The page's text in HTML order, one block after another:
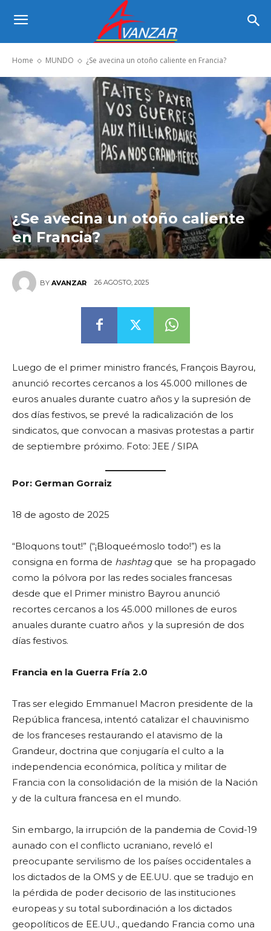
Home MUNDO ¿Se avecina un otoño caliente en Francia?
¿Se avecina un otoño caliente
en Francia?
BY AVANZAR 26 AGOSTO, 2025
Luego de el primer ministro francés, François Bayrou,
anunció recortes cercanos a los 45.000 millones de
euros anuales durante cuatro años y la supresión de
dos días festivos, se prevé la radicalización de los
sindicatos, que convocan a masivas protestas a partir
de septiembre próximo. Foto: JEE / SIPA
Por: German Gorraiz
18 de agosto de 2025
“Bloquons tout!” (“¡Bloqueémoslo todo!”) es la
consigna en forma de hashtag que se ha propagado
como la pólvora por las redes sociales francesas
desde que el Primer ministro Bayrou anunció
recortes cercanos a los 45.000 millones de euros
anuales durante cuatro años y la supresión de dos
días festivos.
Francia en la Guerra Fría 2.0
Tras ser elegido Emmanuel Macron presidente de la
República francesa, intentó catalizar el chauvinismo
de los franceses restaurando el atavismo de la
Grandeur, doctrina que conjugaría el culto a la
independencia económica, política y militar de
Francia con la consolidación de la misión de la Nación
y de la cultura francesa en el mundo.
Sin embargo, la irrupción de la pandemia de Covid-19
aunado con el conflicto ucraniano, reveló el
preocupante servilismo de los países occidentales a
los dictados de la OMS y de EE.UU. que se tradujo en
la pérdida de poder decisorio de las instituciones
europeas y su total subordinación a los dictados
geopolíticos de EE.UU., quedando Francia como una